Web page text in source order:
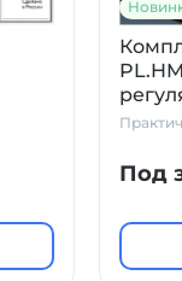
Под